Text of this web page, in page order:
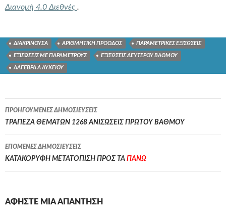
Διανομή 4.0 Διεθνές .
ΔΙΑΚΡΙΝΟΥΣΑ ΑΡΙΘΜΗΤΙΚΗ ΠΡΟΟΔΟΣ ΠΑΡΑΜΕΤΡΙΚΕΣ ΕΞΙΣΩΣΕΙΣ
ΕΞΙΣΩΣΕΙΣ ΜΕ ΠΑΡΑΜΕΤΡΟΥΣ ΕΞΙΣΩΣΕΙΣ ΔΕΥΤΕΡΟΥ ΒΑΘΜΟΥ
ΑΛΓΕΒΡΑ Α ΛΥΚΕΙΟΥ
Πλοήγηση
άρθρων
ΠΡΟΗΓΟΎΜΕΝΕΣ ΔΗΜΟΣΙΕΎΣΕΙΣ
ΤΡΑΠΕΖΑ ΘΕΜΑΤΩΝ 1268 ΑΝΙΣΩΣΕΙΣ ΠΡΩΤΟΥ ΒΑΘΜΟΥ
ΕΠΌΜΕΝΕΣ ΔΗΜΟΣΙΕΎΣΕΙΣ
ΚΑΤΑΚΟΡΥΦΗ ΜΕΤΑΤΟΠΙΣΗ ΠΡΟΣ ΤΑ ΠΑΝΩ
ΑΦΉΣΤΕ ΜΙΑ ΑΠΆΝΤΗΣΗ